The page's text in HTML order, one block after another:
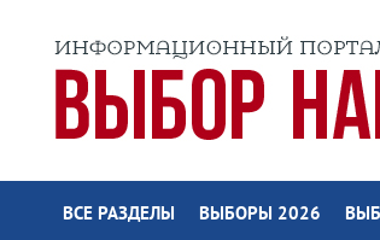
ВСЕ РАЗДЕЛЫ ВЫБОРЫ 2026